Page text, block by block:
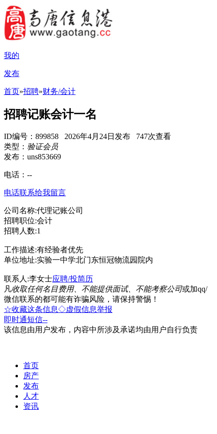
我的
发布
首页»招聘»财务/会计
招聘记账会计一名
ID编号：899858 2026年4月24日发布 747次查看
类型： 验证会员
发布：uns853669
电话： --
电话联系给我留言
公司名称:代理记账公司
招聘职位:会计
招聘人数:1
工作描述:有经验者优先
单位地址:实验一中学北门东恒冠物流园院内
联系人:李女士应聘/投简历
凡收取任何名目费用、不能提供面试、不能考察公司或加qq/
微信联系的都可能有诈骗风险，请保持警惕！
☆收藏这条信息◇虚假信息举报
即时通短信--
该信息由用户发布，内容中所涉及承诺均由用户自行负责
首页
房产
发布
人才
资讯